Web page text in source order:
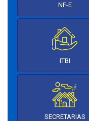
NF-E
ITBI
SECRETARIAS